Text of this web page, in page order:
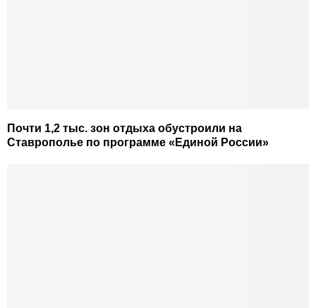
Почти 1,2 тыс. зон отдыха обустроили на
Ставрополье по программе «Единой России»